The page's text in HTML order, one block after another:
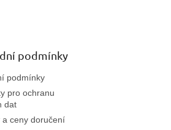
podmínky
podmínky
pro ochranu
dat
a ceny doručení